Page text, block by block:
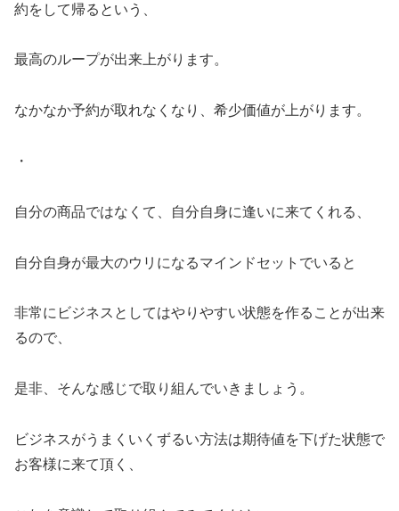
約をして帰るという、
最高のループが出来上がります。
なかなか予約が取れなくなり、希少価値が上がります。
・
自分の商品ではなくて、自分自身に逢いに来てくれる、
自分自身が最大のウリになるマインドセットでいると
非常にビジネスとしてはやりやすい状態を作ることが出来
るので、
是非、そんな感じで取り組んでいきましょう。
ビジネスがうまくいくずるい方法は期待値を下げた状態で
お客様に来て頂く、